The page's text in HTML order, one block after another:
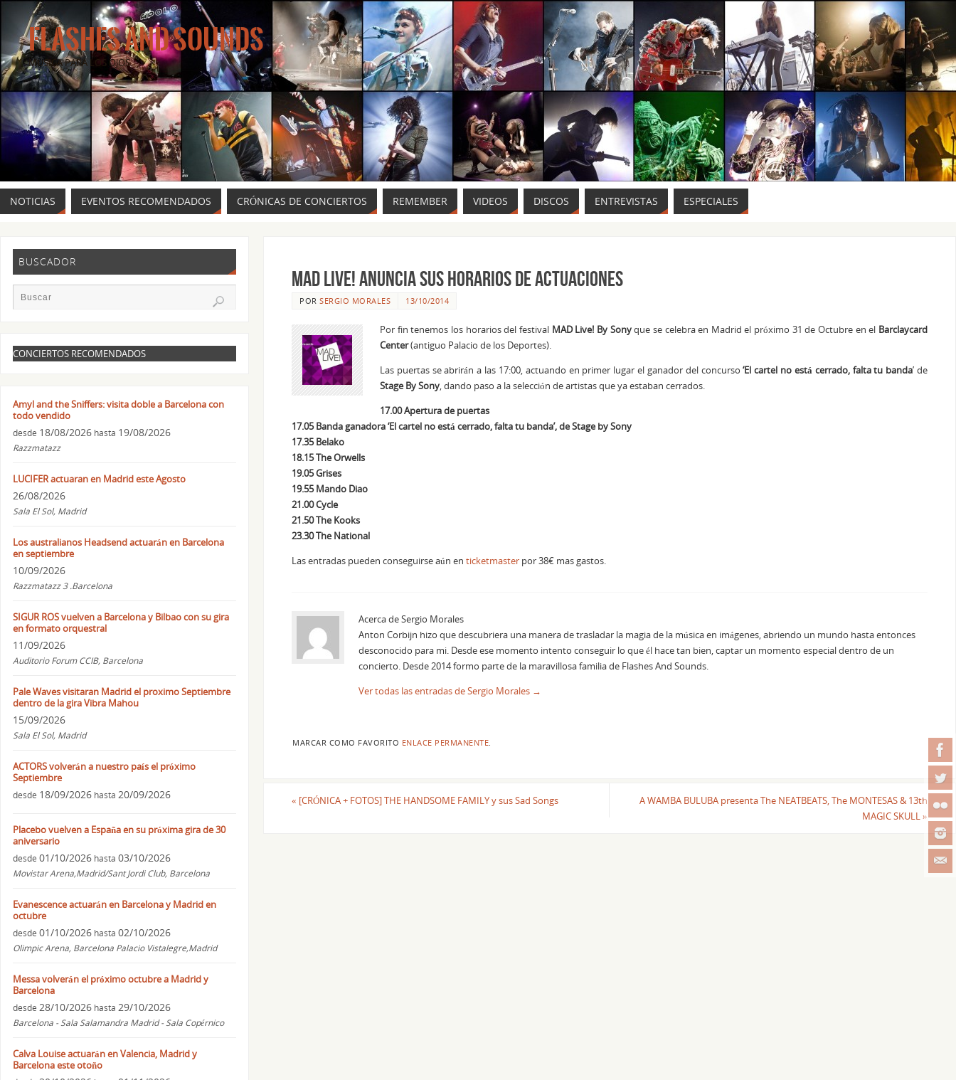
FLASHES AND SOUNDS
MÚSICA PARA LOS OJOS.
NOTICIAS EVENTOS RECOMENDADOS CRÓNICAS DE CONCIERTOS REMEMBER VIDEOS DISCOS ENTREVISTAS ESPECIALES
MAD LIVE! Anuncia sus horarios de actuaciones
POR SERGIO MORALES 13/10/2014
Por fin tenemos los horarios del festival MAD Live! By Sonyque se celebra en Madrid el próximo 31 de Octubre en el Barclaycard
Center(antiguo Palacio de los Deportes).
Las puertas se abrirán a las 17:00, actuando en primer lugar el ganador del concurso‘El cartel no está cerrado, falta tu banda’ de
Stage By Sony, dando paso a la selección de artistas que ya estaban cerrados.
17.00 Apertura de puertas
17.05 Banda ganadora ‘El cartel no está cerrado, falta tu banda’, de Stage by Sony
17.35 Belako
18.15 The Orwells
19.05 Grises
19.55 Mando Diao
21.00 Cycle
21.50 The Kooks
23.30 The National
Las entradas pueden conseguirse aún en ticketmaster por 38€ mas gastos.
Acerca de Sergio Morales
Anton Corbijn hizo que descubriera una manera de trasladar la magia de la música en imágenes, abriendo un mundo hasta entonces
desconocido para mi. Desde ese momento intento conseguir lo que él hace tan bien, captar un momento especial dentro de un
concierto. Desde 2014 formo parte de la maravillosa familia de Flashes And Sounds.
Ver todas las entradas de Sergio Morales →
MARCAR COMO FAVORITO ENLACE PERMANENTE.
« [CRÓNICA + FOTOS] THE HANDSOME FAMILY y sus Sad Songs
A WAMBA BULUBA presenta The NEATBEATS, The MONTESAS & 13th
MAGIC SKULL»
BUSCADOR
CONCIERTOS RECOMENDADOS
Amyl and the Sniffers: visita doble a Barcelona con
todo vendido
desde 18/08/2026 hasta 19/08/2026
Razzmatazz
LUCIFER actuaran en Madrid este Agosto
26/08/2026
Sala El Sol, Madrid
Los australianos Headsend actuarán en Barcelona
en septiembre
10/09/2026
Razzmatazz 3 .Barcelona
SIGUR ROS vuelven a Barcelona y Bilbao con su gira
en formato orquestral
11/09/2026
Auditorio Forum CCIB, Barcelona
Pale Waves visitaran Madrid el proximo Septiembre
dentro de la gira Vibra Mahou
15/09/2026
Sala El Sol, Madrid
ACTORS volverán a nuestro país el próximo
Septiembre
desde 18/09/2026 hasta 20/09/2026
Placebo vuelven a España en su próxima gira de 30
aniversario
desde 01/10/2026 hasta 03/10/2026
Movistar Arena,Madrid/Sant Jordi Club, Barcelona
Evanescence actuarán en Barcelona y Madrid en
octubre
desde 01/10/2026 hasta 02/10/2026
Olimpic Arena, Barcelona Palacio Vistalegre,Madrid
Messa volverán el próximo octubre a Madrid y
Barcelona
desde 28/10/2026 hasta 29/10/2026
Barcelona - Sala Salamandra Madrid - Sala Copérnico
Calva Louise actuarán en Valencia, Madrid y
Barcelona este otoño